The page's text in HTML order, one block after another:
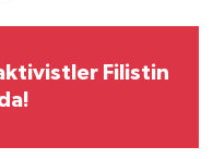
Filistin